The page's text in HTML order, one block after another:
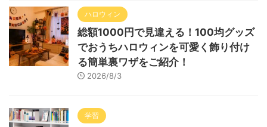
ハロウィン
総額1000円で見違える！100均グッズ
でおうちハロウィンを可愛く飾り付け
る簡単裏ワザをご紹介！
2026/8/3
学習